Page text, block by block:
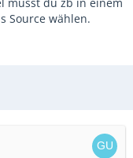
Source wählen.